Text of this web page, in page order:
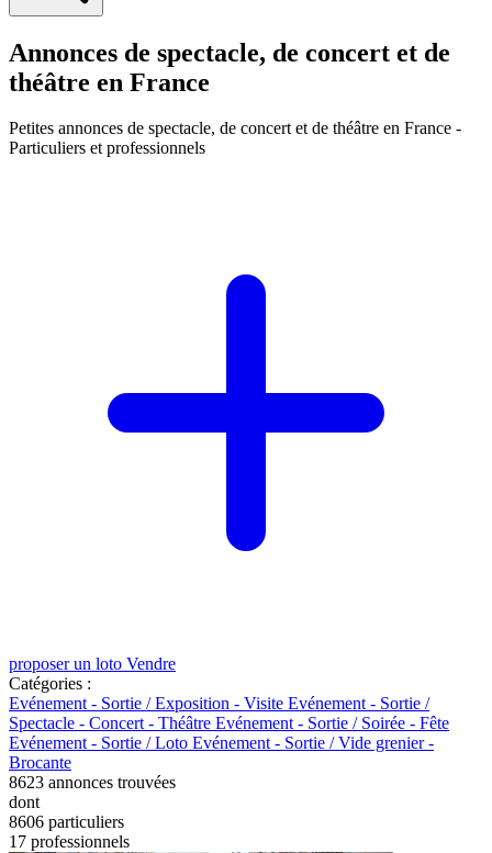
Annonces de spectacle, de concert et de
théâtre en France
Petites annonces de spectacle, de concert et de théâtre en France -
Particuliers et professionnels
proposer un loto Vendre
Catégories :
Evénement - Sortie / Exposition - Visite Evénement - Sortie /
Spectacle - Concert - Théâtre Evénement - Sortie / Soirée - Fête
Evénement - Sortie / Loto Evénement - Sortie / Vide grenier -
Brocante
8623 annonces trouvées
dont
8606 particuliers
17 professionnels